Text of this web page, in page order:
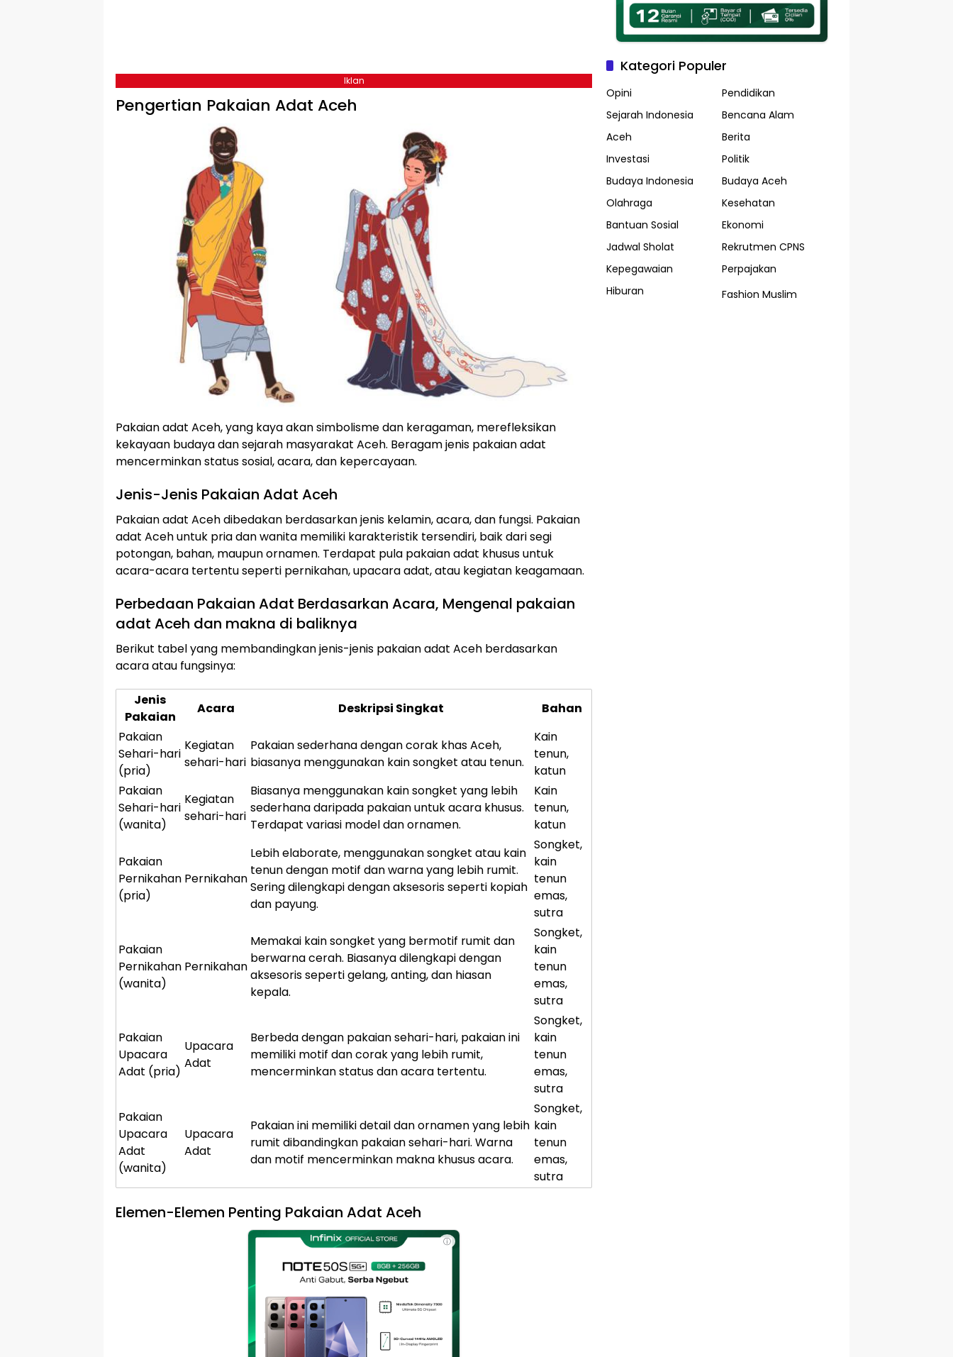
Iklan
Pengertian Pakaian Adat Aceh
Pakaian adat Aceh, yang kaya akan simbolisme dan keragaman, merefleksikan
kekayaan budaya dan sejarah masyarakat Aceh. Beragam jenis pakaian adat
mencerminkan status sosial, acara, dan kepercayaan.
Jenis-Jenis Pakaian Adat Aceh
Pakaian adat Aceh dibedakan berdasarkan jenis kelamin, acara, dan fungsi. Pakaian
adat Aceh untuk pria dan wanita memiliki karakteristik tersendiri, baik dari segi
potongan, bahan, maupun ornamen. Terdapat pula pakaian adat khusus untuk
acara-acara tertentu seperti pernikahan, upacara adat, atau kegiatan keagamaan.
Perbedaan Pakaian Adat Berdasarkan Acara, Mengenal pakaian
adat Aceh dan makna di baliknya
Berikut tabel yang membandingkan jenis-jenis pakaian adat Aceh berdasarkan
acara atau fungsinya:
Jenis
Pakaian
Acara Deskripsi Singkat
Bahan
Pakaian
Sehari-hari
(pria)
Kegiatan
sehari-hari
Pakaian sederhana dengan corak khas Aceh,
biasanya menggunakan kain songket atau tenun.
Kain
tenun,
katun
Pakaian
Sehari-hari
(wanita)
Kegiatan
sehari-hari
Biasanya menggunakan kain songket yang lebih
sederhana daripada pakaian untuk acara khusus.
Terdapat variasi model dan ornamen.
Kain
tenun,
katun
Pakaian
Pernikahan
(pria)
Pernikahan
Lebih elaborate, menggunakan songket atau kain
tenun dengan motif dan warna yang lebih rumit.
Sering dilengkapi dengan aksesoris seperti kopiah
dan payung.
Songket,
kain
tenun
emas,
sutra
Pakaian
Pernikahan
(wanita)
Pernikahan
Memakai kain songket yang bermotif rumit dan
berwarna cerah. Biasanya dilengkapi dengan
aksesoris seperti gelang, anting, dan hiasan
kepala.
Songket,
kain
tenun
emas,
sutra
Pakaian
Upacara
Adat (pria)
Upacara
Adat
Berbeda dengan pakaian sehari-hari, pakaian ini
memiliki motif dan corak yang lebih rumit,
mencerminkan status dan acara tertentu.
Songket,
kain
tenun
emas,
sutra
Pakaian
Upacara
Adat
(wanita)
Upacara
Adat
Pakaian ini memiliki detail dan ornamen yang lebih
rumit dibandingkan pakaian sehari-hari. Warna
dan motif mencerminkan makna khusus acara.
Songket,
kain
tenun
emas,
sutra
Elemen-Elemen Penting Pakaian Adat Aceh
ⓘ
Kategori Populer
Opini
Pendidikan
Sejarah Indonesia
Bencana Alam
Aceh
Berita
Investasi
Politik
Budaya Indonesia
Budaya Aceh
Olahraga
Kesehatan
Bantuan Sosial
Ekonomi
Jadwal Sholat
Rekrutmen CPNS
Kepegawaian
Perpajakan
Hiburan
Fashion Muslim